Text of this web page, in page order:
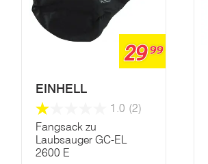
29 99
EINHELL
1.0 (2)
Fangsack zu
Laubsauger GC-EL
2600 E